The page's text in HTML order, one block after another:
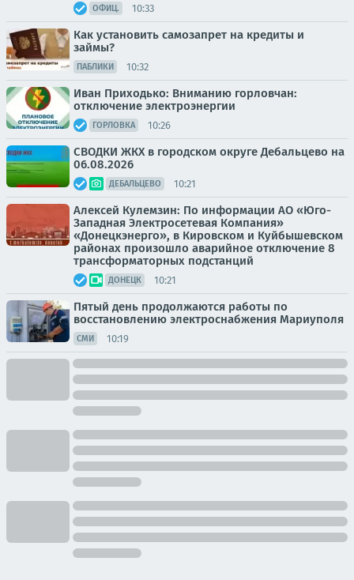
ОФИЦ. 10:33
Как установить самозапрет на кредиты и
займы?
ПАБЛИКИ 10:32
Иван Приходько: Вниманию горловчан:
отключение электроэнергии
ГОРЛОВКА 10:26
СВОДКИ ЖКХ в городском округе Дебальцево на
06.08.2026
ДЕБАЛЬЦЕВО 10:21
Алексей Кулемзин: По информации АО «Юго-
Западная Электросетевая Компания»
«Донецкэнерго», в Кировском и Куйбышевском
районах произошло аварийное отключение 8
трансформаторных подстанций
ДОНЕЦК 10:21
Пятый день продолжаются работы по
восстановлению электроснабжения Мариуполя
СМИ 10:19